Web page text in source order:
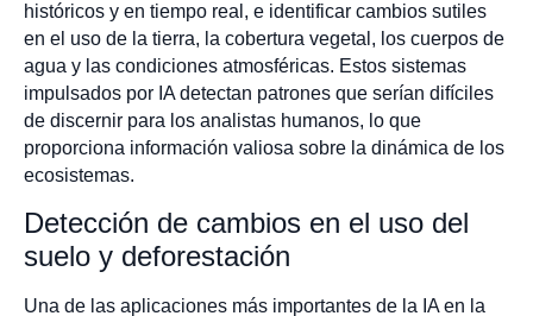
históricos y en tiempo real, e identificar cambios sutiles
en el uso de la tierra, la cobertura vegetal, los cuerpos de
agua y las condiciones atmosféricas. Estos sistemas
impulsados por IA detectan patrones que serían difíciles
de discernir para los analistas humanos, lo que
proporciona información valiosa sobre la dinámica de los
ecosistemas.
Detección de cambios en el uso del
suelo y deforestación
Una de las aplicaciones más importantes de la IA en la